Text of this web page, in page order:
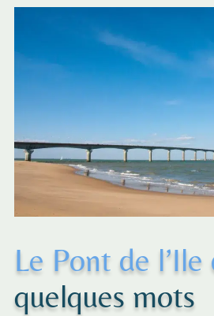
Le Pont de l’Ile
quelques mots